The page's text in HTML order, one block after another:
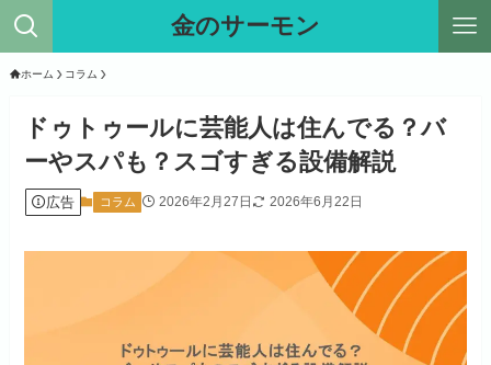
金のサーモン
ホーム コラム
ドゥトゥールに芸能人は住んでる？バ
ーやスパも？スゴすぎる設備解説
広告 コラム 2026年2月27日 2026年6月22日